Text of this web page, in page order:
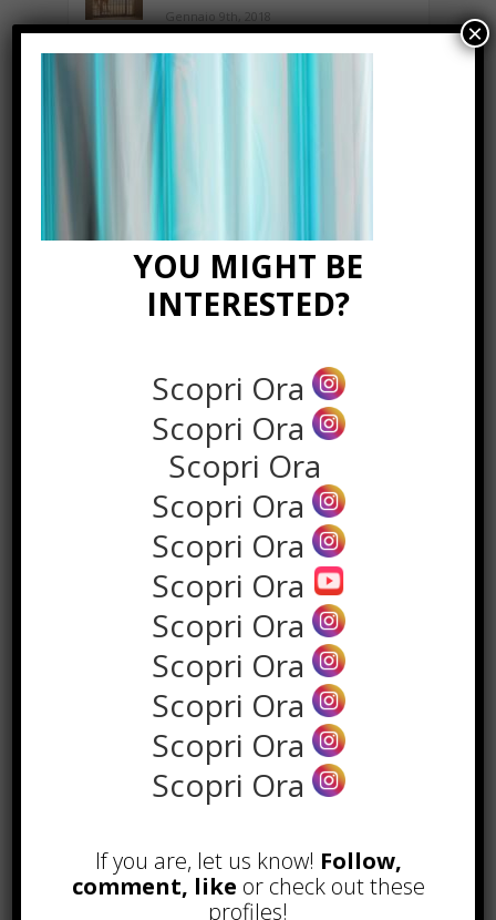
Gennaio 9th, 2018
Curabitur malesuada
Ottobre 12th, 2013
POPOLARI
A&R nel Business Music: tutto
quello che c’è da sapere!
Agosto 27th, 2017
Noleggio a breve e lungo termine,
Maggio 15th, 2018
Come realizzare un cancelletto per
YOU MIGHT BE
INTERESTED?
Scopri Ora
Scopri Ora
Scopri Ora
Scopri Ora
Scopri Ora
Scopri Ora
Scopri Ora
Scopri Ora
Scopri Ora
Scopri Ora
Scopri Ora
If you are, let us know! Follow,
comment, like or check out these
profiles!
×